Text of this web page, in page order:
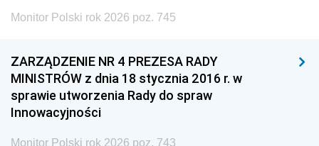
Monitor Polski rok 2026 poz. 745
ZARZĄDZENIE NR 4 PREZESA RADY
MINISTRÓW z dnia 18 stycznia 2016 r. w
sprawie utworzenia Rady do spraw
Innowacyjności
Monitor Polski rok 2026 poz. 743